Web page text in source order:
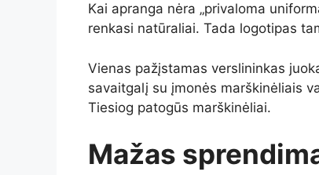
Kai apranga nėra „privaloma
renkasi natūraliai. Tada logotipas
Vienas pažįstamas verslininkas
savaitgalį su įmonės marškinėliais
Tiesiog patogūs marškinėliai.
Mažas